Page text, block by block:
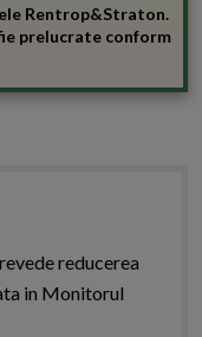
Rentrop&Straton.
prelucrate conform
reducerea
in Monitorul